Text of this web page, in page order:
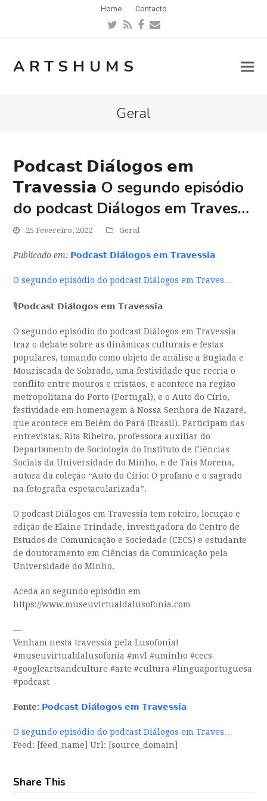
Home Contacto
Twitter
RSSFacebook
Email
ARTSHUMS
Geral
𝗣𝗼𝗱𝗰𝗮𝘀𝘁 𝗗𝗶𝗮́𝗹𝗼𝗴𝗼𝘀 𝗲𝗺
𝗧𝗿𝗮𝘃𝗲𝘀𝘀𝗶𝗮 O segundo episódio
do podcast Diálogos em Traves…
25 Fevereiro, 2022 Geral
Publicado em: 𝗣𝗼𝗱𝗰𝗮𝘀𝘁 𝗗𝗶𝗮́𝗹𝗼𝗴𝗼𝘀 𝗲𝗺 𝗧𝗿𝗮𝘃𝗲𝘀𝘀𝗶𝗮
O segundo episódio do podcast Diálogos em Traves…
🎙️𝗣𝗼𝗱𝗰𝗮𝘀𝘁 𝗗𝗶𝗮́𝗹𝗼𝗴𝗼𝘀 𝗲𝗺 𝗧𝗿𝗮𝘃𝗲𝘀𝘀𝗶𝗮
O segundo episódio do podcast Diálogos em Travessia
traz o debate sobre as dinâmicas culturais e festas
populares, tomando como objeto de análise a Bugiada e
Mouriscada de Sobrado, uma festividade que recria o
conflito entre mouros e cristãos, e acontece na região
metropolitana do Porto (Portugal), e o Auto do Círio,
festividade em homenagem à Nossa Senhora de Nazaré,
que acontece em Belém do Pará (Brasil). Participam das
entrevistas, Rita Ribeiro, professora auxiliar do
Departamento de Sociologia do Instituto de Ciências
Sociais da Universidade do Minho, e de Tais Morena,
autora da coleção “Auto do Círio: O profano e o sagrado
na fotografia espetacularizada”.
O podcast Diálogos em Travessia tem roteiro, locução e
edição de Elaine Trindade, investigadora do Centro de
Estudos de Comunicação e Sociedade (CECS) e estudante
de doutoramento em Ciências da Comunicação pela
Universidade do Minho.
Aceda ao segundo episódio em
https://www.museuvirtualdalusofonia.com
—
Venham nesta travessia pela Lusofonia!
#museuvirtualdalusofonia #mvl #uminho #cecs
#googleartsandculture #arte #cultura #línguaportuguesa
#podcast
Fonte: 𝗣𝗼𝗱𝗰𝗮𝘀𝘁 𝗗𝗶𝗮́𝗹𝗼𝗴𝗼𝘀 𝗲𝗺 𝗧𝗿𝗮𝘃𝗲𝘀𝘀𝗶𝗮
O segundo episódio do podcast Diálogos em Traves…
Feed: [feed_name] Url: [source_domain]
Share This